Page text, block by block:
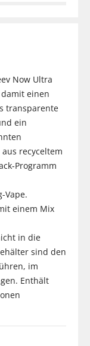
Now Ultra
einen
transparente
ein
aus recyceltem
Programm
Vape.
einem Mix
in die
sind den
im
Enthält